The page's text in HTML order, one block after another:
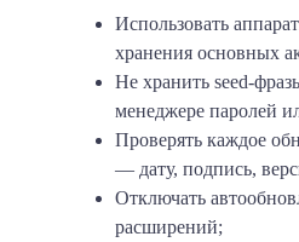
Использовать
хранения основных
Не хранить seed-
менеджере паролей
Проверять каждое
— дату, подпись,
Отключать
расширений;